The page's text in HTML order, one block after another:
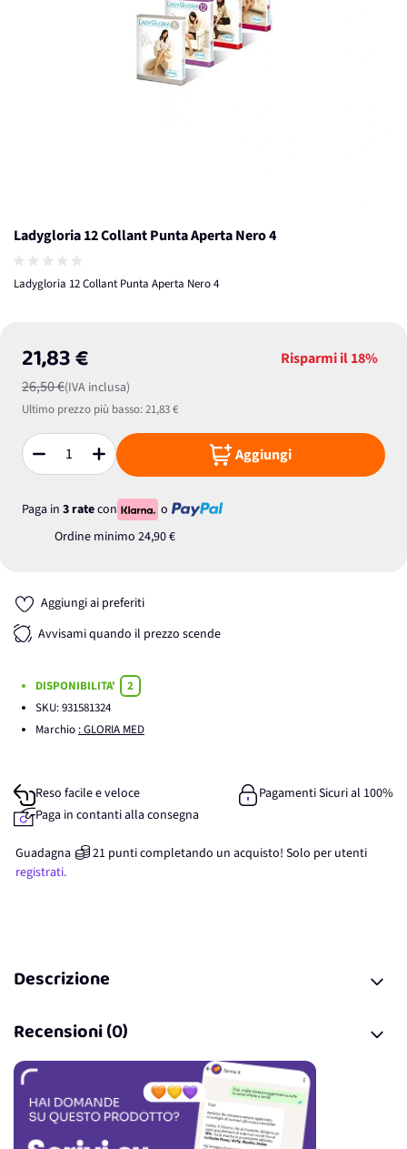
Ladygloria 12 Collant Punta Aperta Nero 4
Ladygloria 12 Collant Punta Aperta Nero 4
21,83 €
26,50 €(IVA inclusa)
Risparmi il18%
Ultimo prezzo più basso:21,83 €
Quantità Aggiungi
Paga in 3 ratecon
o
Ordine minimo 24,90 €
Aggiungi ai preferiti
Avvisami quando il prezzo scende
DISPONIBILITA'
2
SKU:931581324
Marchio : GLORIA MED
Reso facile e veloce
Pagamenti Sicuri al 100%
Paga in contanti alla consegna
Guadagna 21 punticompletando un acquisto! Solo per utenti
registrati.
Descrizione
Recensioni (0)